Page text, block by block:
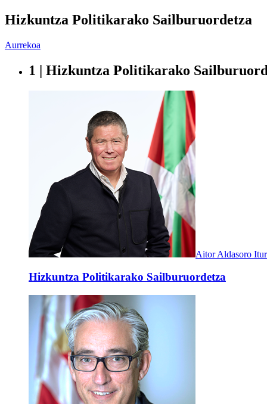
Hizkuntza Politikarako Sailburuordetza
Aurrekoa
1 | Hizkuntza Politikarako
Aitor Aldasoro
Hizkuntza Politikarako Sailburuordetza